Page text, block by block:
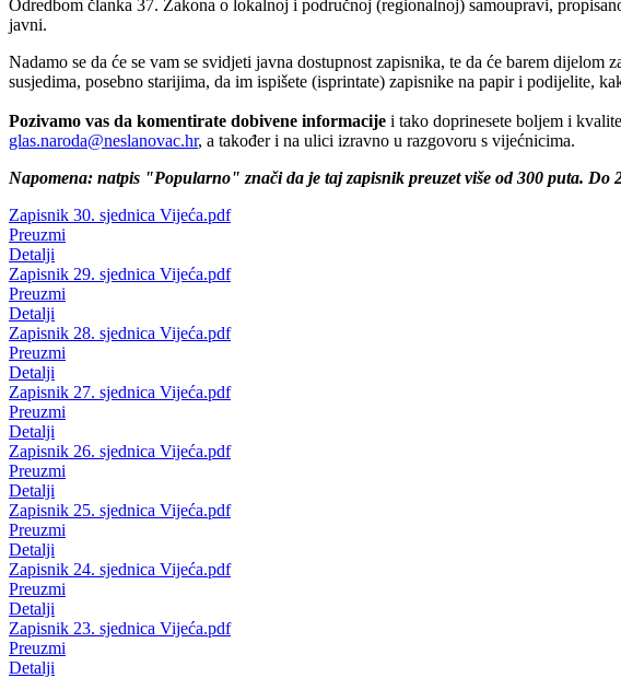
Odredbom članka 37. Zakona o lokalnoj i područnoj (regionalnoj) samoupravi,
javni.
Nadamo se da će se vam se svidjeti javna dostupnost zapisnika, te da će barem
susjedima, posebno starijima, da im ispišete (isprintate) zapisnike na papir i podijelite,
Pozivamo vas da komentirate dobivene informacije i tako doprinesete boljem i
glas.naroda@neslanovac.hr, a također i na ulici izravno u razgovoru s vijećnicima.
Napomena: natpis "Popularno" znači da je taj zapisnik preuzet više od 300 puta. Do
Zapisnik 30. sjednica Vijeća.pdf
Preuzmi
Detalji
Zapisnik 29. sjednica Vijeća.pdf
Preuzmi
Detalji
Zapisnik 28. sjednica Vijeća.pdf
Preuzmi
Detalji
Zapisnik 27. sjednica Vijeća.pdf
Preuzmi
Detalji
Zapisnik 26. sjednica Vijeća.pdf
Preuzmi
Detalji
Zapisnik 25. sjednica Vijeća.pdf
Preuzmi
Detalji
Zapisnik 24. sjednica Vijeća.pdf
Preuzmi
Detalji
Zapisnik 23. sjednica Vijeća.pdf
Preuzmi
Detalji